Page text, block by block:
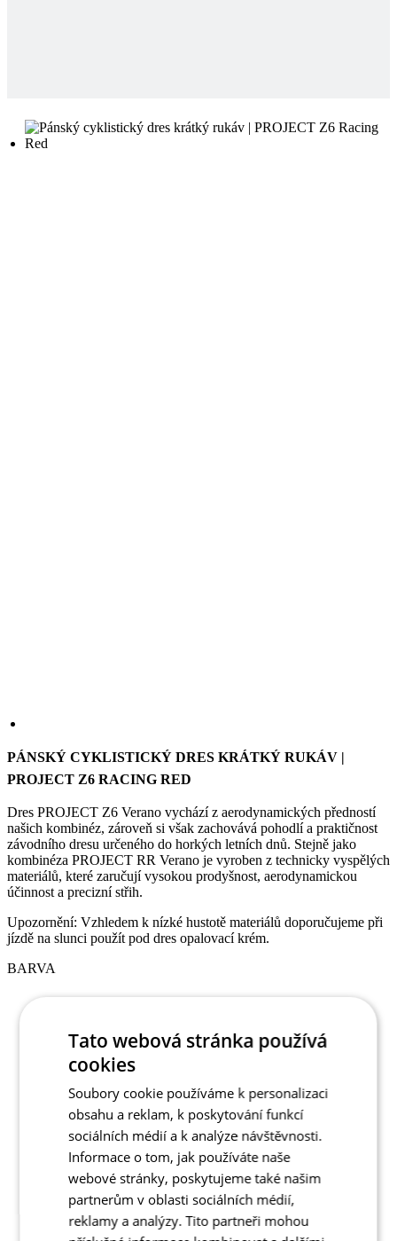
našich kombinéz, zároveň si však zachovává pohodlí a praktičnost
závodního dresu určeného do horkých letních dnů. Stejně jako
kombinéza PROJECT RR Verano je vyroben z technicky vyspělých
účinnost a precizní střih.
Upozornění: Vzhledem k nízké hustotě materiálů doporučujeme při
jízdě na slunci použít pod dres opalovací krém.
BARVA
Tato webová stránka používá
cookies
Soubory cookie používáme k personalizaci
obsahu a reklam, k poskytování funkcí
sociálních médií a k analýze návštěvnosti.
Informace o tom, jak používáte naše
webové stránky, poskytujeme také našim
partnerům v oblasti sociálních médií,
reklamy a analýzy. Tito partneři mohou